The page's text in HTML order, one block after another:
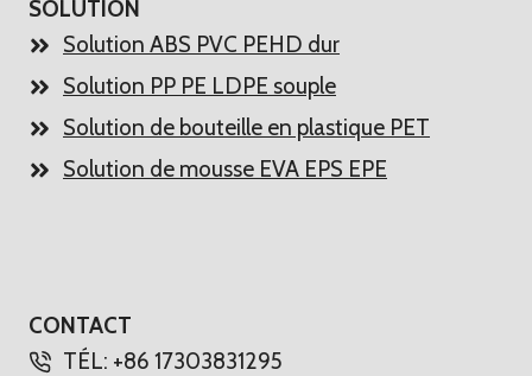
SOLUTION
Solution ABS PVC PEHD dur
Solution PP PE LDPE souple
Solution de bouteille en plastique PET
Solution de mousse EVA EPS EPE
CONTACT
TÉL: +86 17303831295